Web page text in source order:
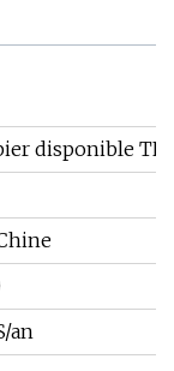
disponible
an